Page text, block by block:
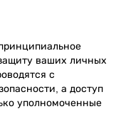
ваших личных
с
а доступ
уполномоченные